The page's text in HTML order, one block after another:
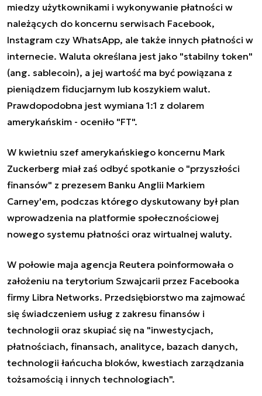
miedzy użytkownikami i wykonywanie płatności w
należących do koncernu serwisach Facebook,
Instagram czy WhatsApp, ale także innych płatności w
internecie. Waluta określana jest jako "stabilny token"
(ang. sablecoin), a jej wartość ma być powiązana z
pieniądzem fiducjarnym lub koszykiem walut.
Prawdopodobna jest wymiana 1:1 z dolarem
amerykańskim - oceniło "FT".
W kwietniu szef amerykańskiego koncernu Mark
Zuckerberg miał zaś odbyć spotkanie o "przyszłości
finansów" z prezesem Banku Anglii Markiem
Carney'em, podczas którego dyskutowany był plan
wprowadzenia na platformie społecznościowej
nowego systemu płatności oraz wirtualnej waluty.
W połowie maja agencja Reutera poinformowała o
założeniu na terytorium Szwajcarii przez Facebooka
firmy Libra Networks. Przedsiębiorstwo ma zajmować
się świadczeniem usług z zakresu finansów i
technologii oraz skupiać się na "inwestycjach,
płatnościach, finansach, analityce, bazach danych,
technologii łańcucha bloków, kwestiach zarządzania
tożsamością i innych technologiach".